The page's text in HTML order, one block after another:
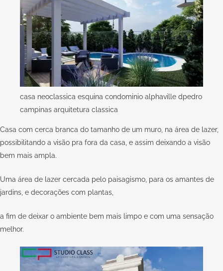
casa neoclassica esquina condominio alphaville dpedro
campinas arquitetura classica
Casa com cerca branca do tamanho de um muro, na área de lazer,
possibilitando a visão pra fora da casa, e assim deixando a visão
bem mais ampla.
Uma área de lazer cercada pelo paisagismo, para os amantes de
jardins, e decorações com plantas,
a fim de deixar o ambiente bem mais limpo e com uma sensação
melhor.